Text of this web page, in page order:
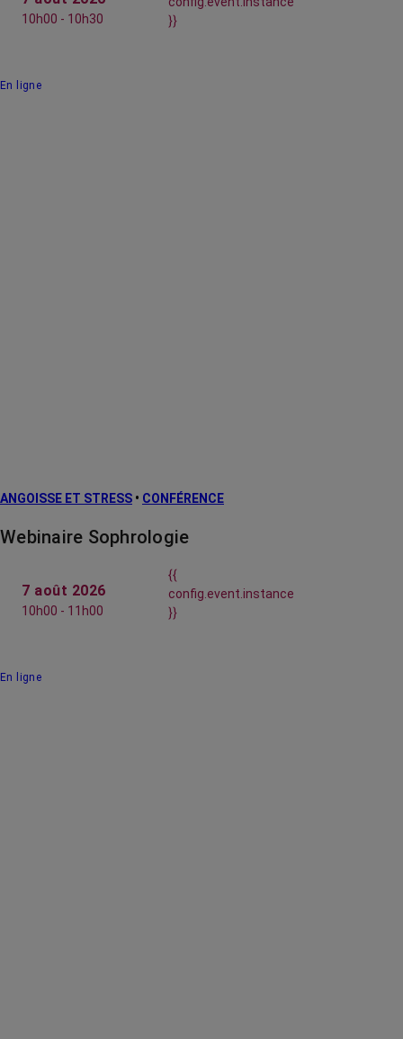
10h00 - 10h30
}}
En ligne
ANGOISSE ET STRESS • CONFÉRENCE
Webinaire Sophrologie
7 août 2026
10h00 - 11h00
{{
config.event.instance
}}
En ligne